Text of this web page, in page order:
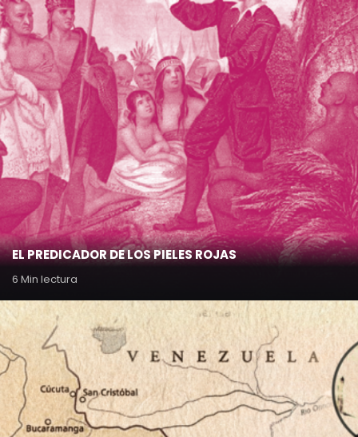
EL PREDICADOR DE LOS PIELES ROJAS
6 Min lectura